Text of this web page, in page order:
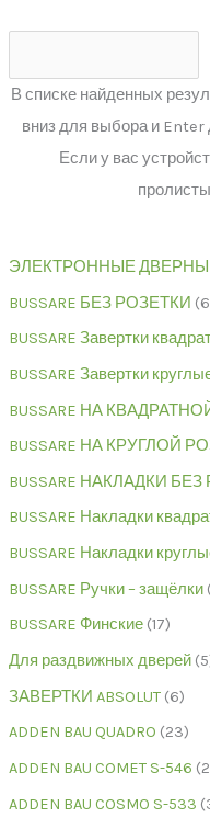
В списке найденных
вниз для выбора и Enter
Если у вас
ЭЛЕКТРОННЫЕ
BUSSARE БЕЗ РОЗЕТКИ 6
BUSSARE Завертки
BUSSARE Завертки
BUSSARE НА
BUSSARE НА КРУГЛОЙ
BUSSARE НАКЛАДКИ
BUSSARE Накладки
BUSSARE Накладки
BUSSARE Ручки – защёлки
BUSSARE Финские 17
Для раздвижных дверей 5
ЗАВЕРТКИ ABSOLUT 6
ADDEN BAU QUADRO 23
ADDEN BAU COMET S-546 2
ADDEN BAU COSMO S-533